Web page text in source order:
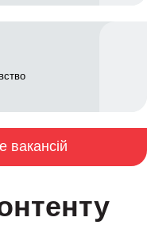
вакансій